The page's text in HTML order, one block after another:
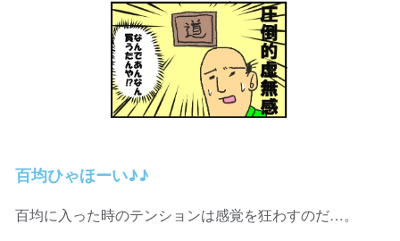
百均ひゃほーい♪♪
百均に入った時のテンションは感覚を狂わすのだ…。